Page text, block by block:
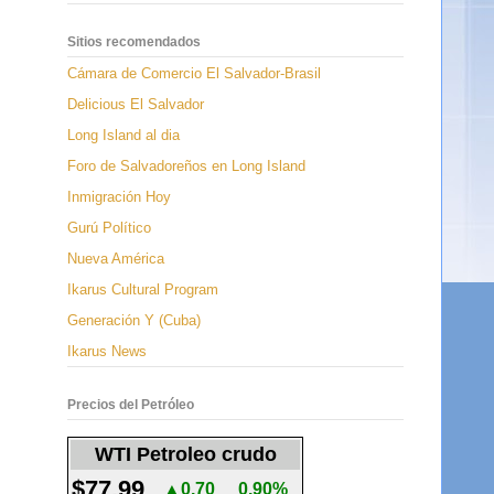
Sitios recomendados
Cámara de Comercio El Salvador-Brasil
Delicious El Salvador
Long Island al dia
Foro de Salvadoreños en Long Island
Inmigración Hoy
Gurú Político
Nueva América
Ikarus Cultural Program
Generación Y (Cuba)
Ikarus News
Precios del Petróleo
WTI Petroleo crudo
▲0.70 0.90%